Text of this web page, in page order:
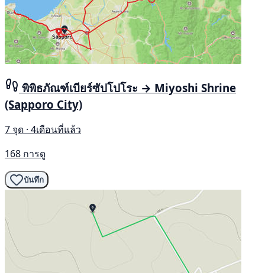
พิพิธภัณฑ์เบียร์ซัปโปโระ → Miyoshi Shrine
(Sapporo City)
7 จุด · 4เดือนที่แล้ว
168 การดู
บันทึก